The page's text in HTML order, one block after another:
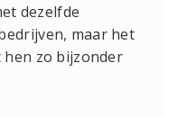
dezelfde
maar het
zo bijzonder